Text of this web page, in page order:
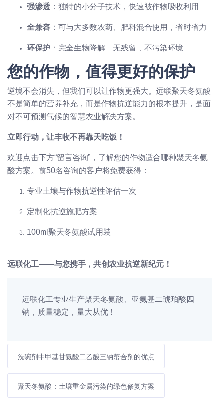
强渗透 ：独特的小分子技术，快速被作物吸收利用
全兼容 ：可与大多数农药、肥料混合使用，省时省力
环保护 ：完全生物降解，无残留，不污染环境
您的作物，值得更好的保护
逆境不会消失，但我们可以让作物更强大。远联聚天冬氨酸
不是简单的营养补充，而是作物抗逆能力的根本提升，是面
对不可预测气候的智慧农业解决方案。
立即行动，让丰收不再靠天吃饭！
欢迎点击下方“留言咨询”，了解您的作物适合哪种聚天冬氨
酸方案。前50名咨询的客户将免费获得：
专业土壤与作物抗逆性评估一次
定制化抗逆施肥方案
100ml聚天冬氨酸试用装
远联化工——与您携手，共创农业抗逆新纪元！
远联化工专业生产聚天冬氨酸、亚氨基二琥珀酸四
钠，质量稳定，量大从优！
洗碗剂中甲基甘氨酸二乙酸三钠螯合剂的优点
聚天冬氨酸：土壤重金属污染的绿色修复方案